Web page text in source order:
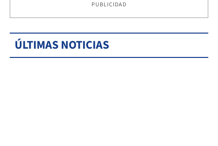
PUBLICIDAD
ÚLTIMAS NOTICIAS